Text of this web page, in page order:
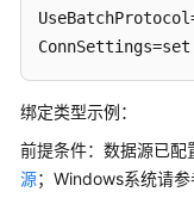
快
速
入
门
用
户
绑定类型示例：
前提条件：数据源已
源；Windows系统请参